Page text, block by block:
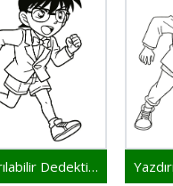
Yazdırılabilir Dedektif Conan Resim